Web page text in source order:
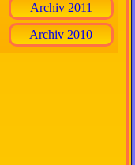
Archiv 2011
Archiv 2010